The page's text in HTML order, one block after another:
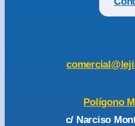
Polígono
c/ Narciso